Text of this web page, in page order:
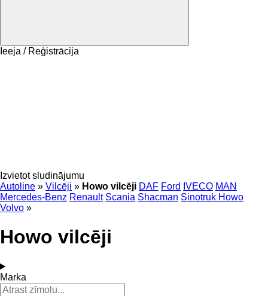
Ieeja / Reģistrācija
Izvietot sludinājumu
Autoline » Vilcēji » Howo vilcēji DAF Ford IVECO MAN
Mercedes-Benz Renault Scania Shacman Sinotruk Howo
Volvo »
Howo vilcēji
Marka